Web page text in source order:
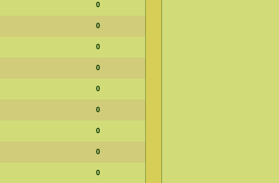
0
0
0
0
0
0
0
0
0